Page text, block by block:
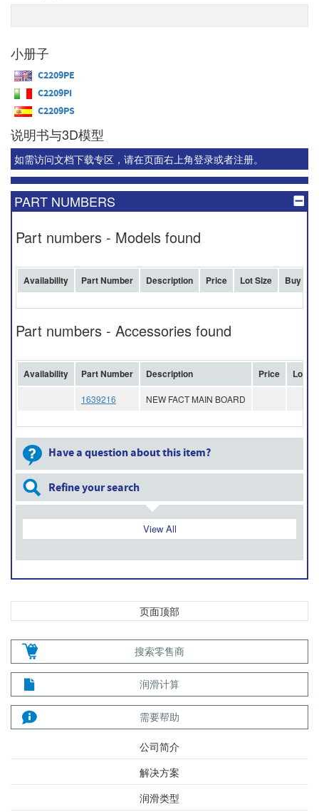
小册子
C2209PE
C2209PI
C2209PS
说明书与3D模型
如需访问文档下载专区，请在页面右上角登录或者注册。
PART NUMBERS
Part numbers - Models found
Availability Part Number Description Price Lot Size Buy
Part numbers - Accessories found
Availability Part Number Description Price Lot
1639216 NEW FACT MAIN BOARD
Have a question about this item?
Refine your search
View All
页面顶部
搜索零售商
润滑计算
需要帮助
公司简介
解决方案
润滑类型